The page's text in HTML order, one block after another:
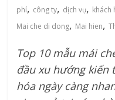
phí, công ty, dịch vụ, khách
Mai che di dong, Mai hien,
Top 10 mẫu mái
đầu xu hướng kiến
hóa ngày càng